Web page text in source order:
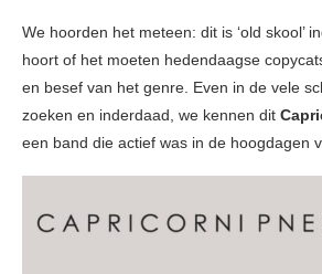
We hoorden het meteen: dit is ‘old skool’
hoort of het moeten hedendaagse
en besef van het genre. Even in de vele
zoeken en inderdaad, we kennen dit
een band die actief was in de hoogdagen